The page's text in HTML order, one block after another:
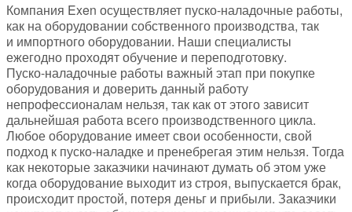
Компания Exen осуществляет пуско-наладочные работы,
как на оборудовании собственного производства, так
и импортного оборудовании. Наши специалисты
ежегодно проходят обучение и переподготовку.
Пуско-наладочные работы важный этап при покупке
оборудования и доверить данный работу
непрофессионалам нельзя, так как от этого зависит
дальнейшая работа всего производственного цикла.
Любое оборудование имеет свои особенности, свой
подход к пуско-наладке и пренебрегая этим нельзя. Тогда
как некоторые заказчики начинают думать об этом уже
когда оборудование выходит из строя, выпускается брак,
происходит простой, потеря деньг и прибыли. Заказчики